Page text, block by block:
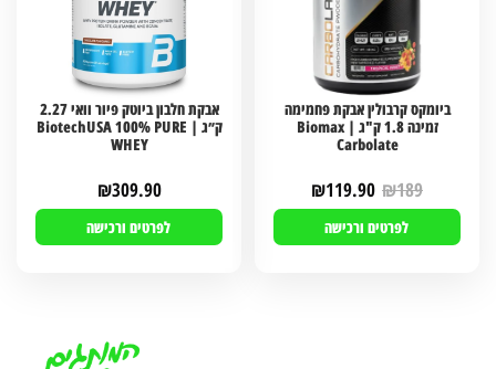
ביומקס קרבולין אבקת פחמימה
זמינה 1.8 ק"ג | Biomax
Carbolate
₪189
₪119.90
לפרטים ורכישה
אבקת חלבון ביוטק פיור וואי 2.27
ק״ג | BiotechUSA 100% PURE
WHEY
₪309.90
לפרטים ורכישה